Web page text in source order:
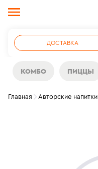
ДОСТАВКА
КОМБО ПИЦЦЫ
Главная Авторские напитки